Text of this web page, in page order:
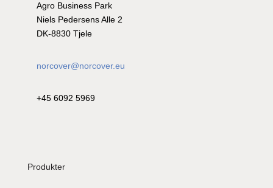
Agro Business Park
Niels Pedersens Alle 2
DK-8830 Tjele
norcover@norcover.eu
+45 6092 5969
Produkter